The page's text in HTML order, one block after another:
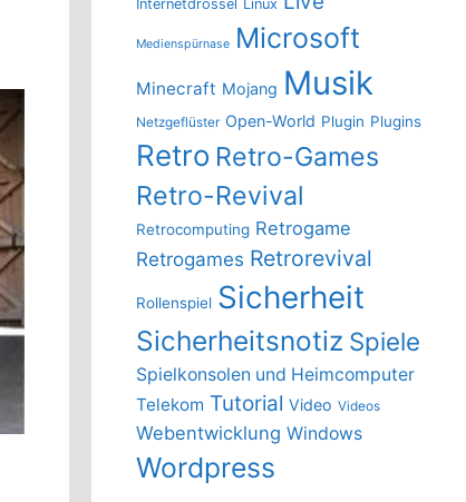
Internetdrossel Linux
Medienspürnase Microsoft
Minecraft Mojang Musik
Netzgeflüster Open-World Plugin Plugins
Retro Retro-Games
Retro-Revival
Retrocomputing Retrogame
Retrogames Retrorevival
Rollenspiel Sicherheit
Sicherheitsnotiz Spiele
Spielkonsolen und Heimcomputer
Telekom Tutorial Video Videos
Webentwicklung Windows
Wordpress